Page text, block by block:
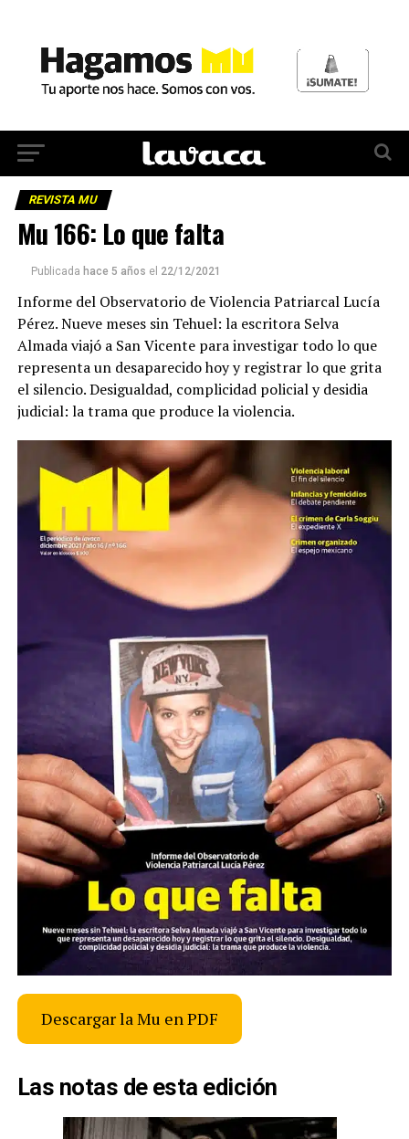
REVISTA MU
Mu 166: Lo que falta
Publicada hace 5 años el 22/12/2021
Informe del Observatorio de Violencia Patriarcal Lucía
Pérez. Nueve meses sin Tehuel: la escritora Selva
Almada viajó a San Vicente para investigar todo lo que
representa un desaparecido hoy y registrar lo que grita
el silencio. Desigualdad, complicidad policial y desidia
judicial: la trama que produce la violencia.
Descargar la Mu en PDF
Las notas de esta edición